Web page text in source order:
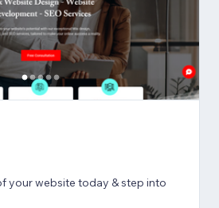
your website today & step into